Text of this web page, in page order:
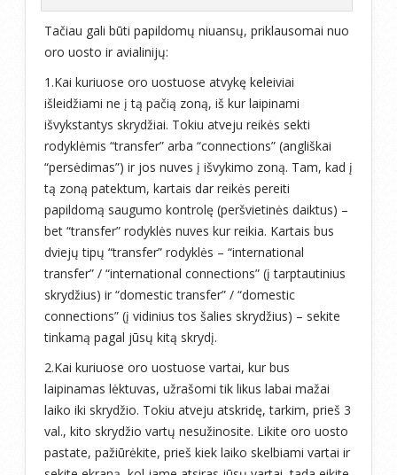
Tačiau gali būti papildomų niuansų, priklausomai nuo
oro uosto ir avialinijų:
1.Kai kuriuose oro uostuose atvykę keleiviai
išleidžiami ne į tą pačią zoną, iš kur laipinami
išvykstantys skrydžiai. Tokiu atveju reikės sekti
rodyklėmis “transfer” arba “connections” (angliškai
“persėdimas”) ir jos nuves į išvykimo zoną. Tam, kad į
tą zoną patektum, kartais dar reikės pereiti
papildomą saugumo kontrolę (peršvietinės daiktus) –
bet “transfer” rodyklės nuves kur reikia. Kartais bus
dviejų tipų “transfer” rodyklės – “international
transfer” / “international connections” (į tarptautinius
skrydžius) ir “domestic transfer” / “domestic
connections” (į vidinius tos šalies skrydžius) – sekite
tinkamą pagal jūsų kitą skrydį.
2.Kai kuriuose oro uostuose vartai, kur bus
laipinamas lėktuvas, užrašomi tik likus labai mažai
laiko iki skrydžio. Tokiu atveju atskridę, tarkim, prieš 3
val., kito skrydžio vartų nesužinosite. Likite oro uosto
pastate, pažiūrėkite, prieš kiek laiko skelbiami vartai ir